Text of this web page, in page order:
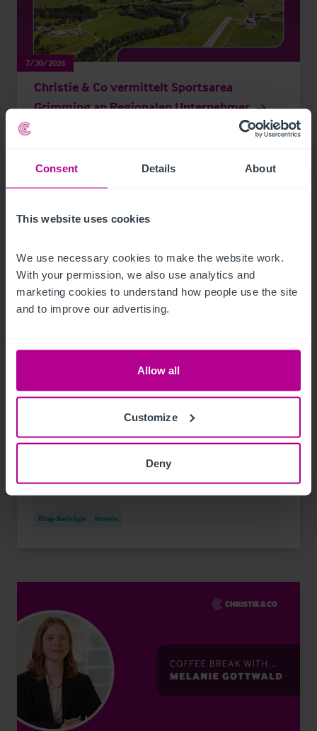
Consent Details About
This website uses cookies
We use necessary cookies to make the website work.
With your permission, we also use analytics and
marketing cookies to understand how people use the site
and to improve our advertising.
Allow all
Customize
Deny
7/30/2026
Christie & Co vermittelt Sportsarea
Grimming an Regionalen Unternehmer
7/29/2026
Christie & Co schließt Betreibersuche
erfolgreich ab und spendet an die St. Anna
Kinderkrebsforschung
Blog-Beiträge Hotels